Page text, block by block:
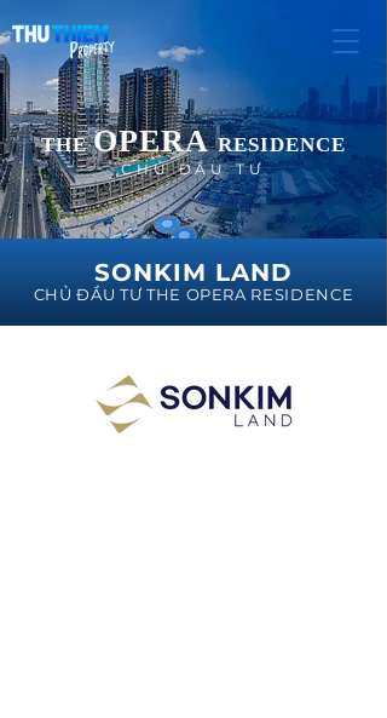
THEOPERARESIDENCE
CHỦ ĐẦU TƯ
SONKIM LAND
CHỦ ĐẦU TƯ THE OPERA RESIDENCE